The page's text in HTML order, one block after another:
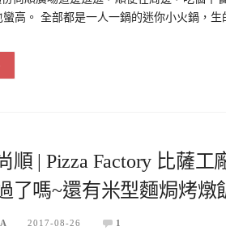
蠻高。 全部都是一人一鍋的迷你小火鍋，
順 | Pizza Factory 比薩
了嗎~還有米型麵焗烤
2017-08-26 1